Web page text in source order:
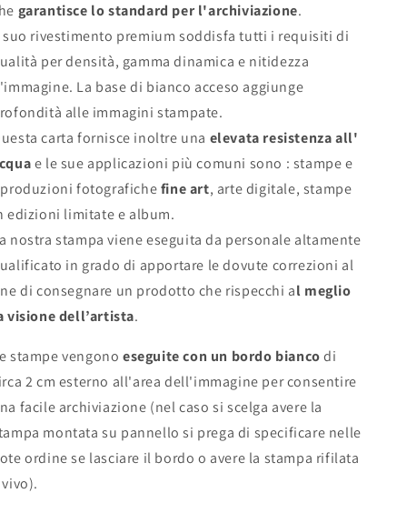
garantisce lo standard per l'archiviazione.
suo rivestimento premium soddisfa tutti i requisiti di
per densità, gamma dinamica e nitidezza
La base di bianco acceso aggiunge
alle immagini stampate.
carta fornisce inoltre una elevata resistenza all'
e le sue applicazioni più comuni sono : stampe e
fotografichefine art, arte digitale, stampe
edizioni limitate e album.
nostra stampa viene eseguita da personale altamente
in grado di apportare le dovute correzioni al
di consegnare un prodotto che rispecchi al meglio
visione dell’artista.
stampe vengono eseguite con un bordo bianco di
2 cm esterno all'area dell'immagine per consentire
facile archiviazione (nel caso si scelga avere la
montata su pannello si prega di specificare nelle
ordine se lasciare il bordo o avere la stampa rifilata
vivo).